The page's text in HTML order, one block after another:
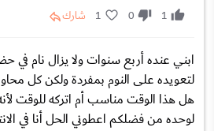
1
0
1 شارك
ابني عنده أربع سنوات ولا يزال نام
لتعويده على النوم بمفردة ولكن كل
هل هذا الوقت مناسب أم اتركه للوقت
لوحده من فضلكم اعطوني الحل أنا في